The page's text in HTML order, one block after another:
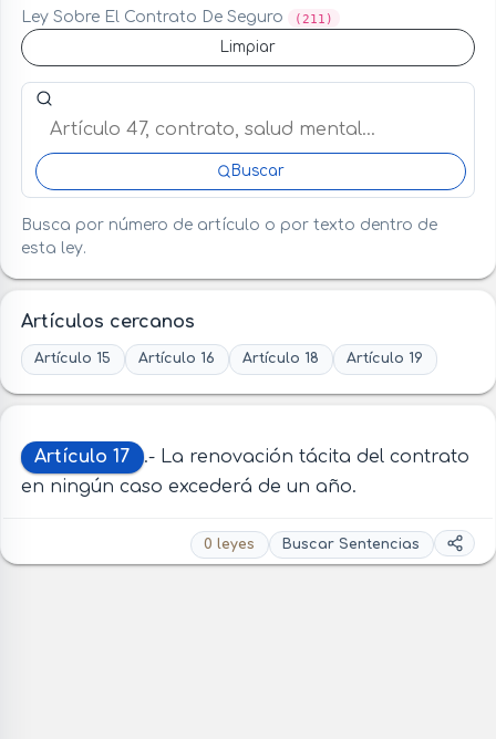
Ley Sobre El Contrato De Seguro (211)
Limpiar
Buscar artículo o término en esta ley
Buscar
Busca por número de artículo o por texto dentro de
esta ley.
Artículos cercanos
Artículo 15 Artículo 16 Artículo 18 Artículo 19
Artículo 17
.- La renovación tácita del contrato
en ningún caso excederá de un año.
0 leyes Buscar Sentencias